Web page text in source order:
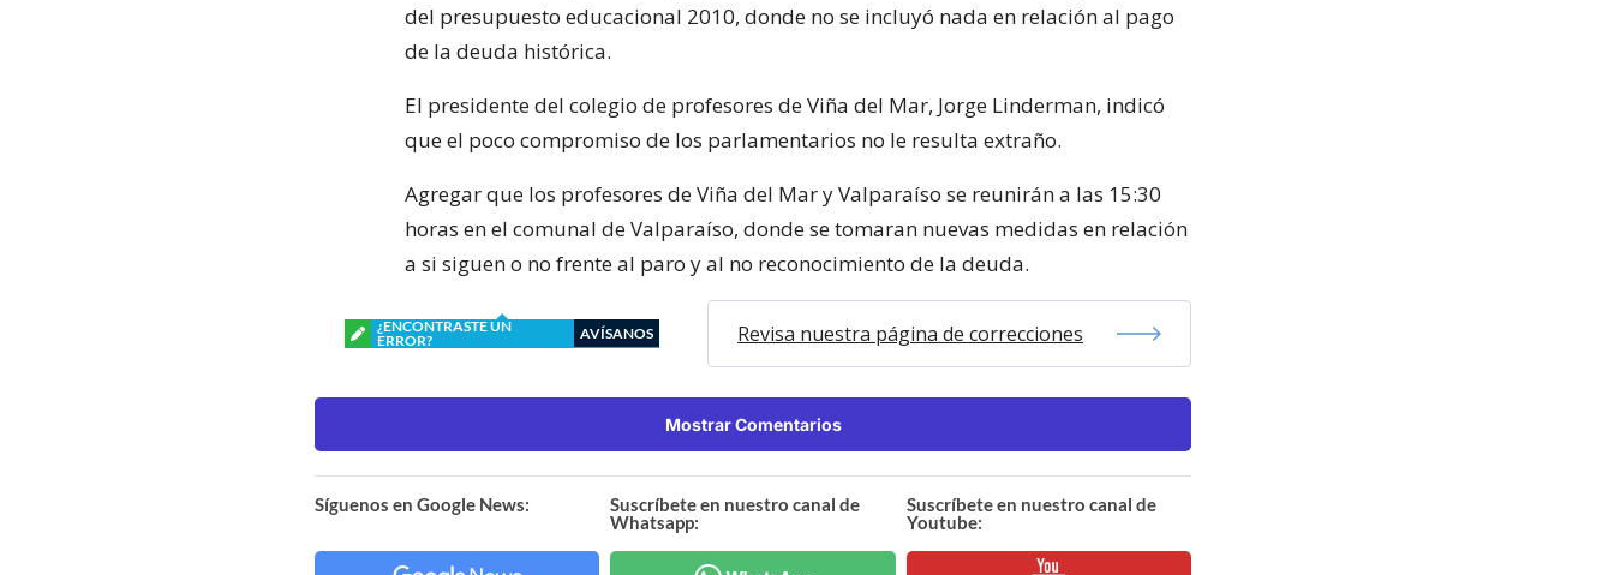
del presupuesto educacional 2010, donde no se incluyó nada en relación al pago
de la deuda histórica.
El presidente del colegio de profesores de Viña del Mar, Jorge Linderman, indicó
que el poco compromiso de los parlamentarios no le resulta extraño.
Agregar que los profesores de Viña del Mar y Valparaíso se reunirán a las 15:30
horas en el comunal de Valparaíso, donde se tomaran nuevas medidas en relación
a si siguen o no frente al paro y al no reconocimiento de la deuda.
¿ENCONTRASTE UN
ERROR?
AVÍSANOS Revisa nuestra página de correcciones
Mostrar Comentarios
Síguenos en Google News:
Suscríbete en nuestro canal de
Whatsapp:
Suscríbete en nuestro canal de
Youtube: